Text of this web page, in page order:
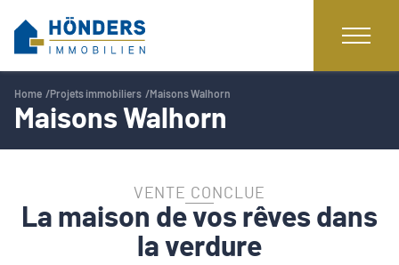
Home Projets immobiliers Maisons Walhorn
Maisons Walhorn
VENTE CONCLUE
La maison de vos rêves dans
la verdure